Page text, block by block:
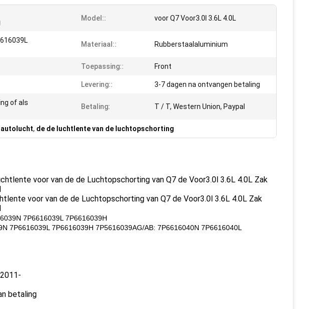
Model:: voor Q7 Voor3.0l 3.6L 4.0L
Materiaal:: Rubberstaalaluminium
Toepassing:: Front
Levering:: 3-7 dagen na ontvangen betaling
of als
Betaling: T / T, Western Union, Paypal
autolucht, de de luchtlente van de luchtopschorting
voor van de de Luchtopschorting van Q7 de Voor3.0l 3.6L 4.0L Zak
voor van de de Luchtopschorting van Q7 de Voor3.0l 3.6L 4.0L Zak
7P6616039L 7P6616039H
7P6616039L 7P6616039H 7P5616039AG/AB: 7P6616040N 7P6616040L
betaling